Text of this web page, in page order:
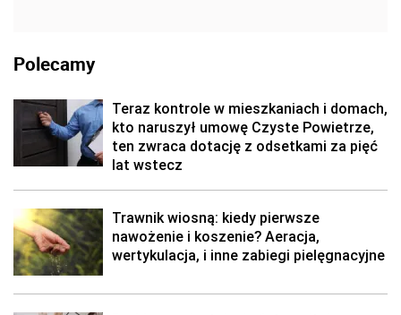
Polecamy
Teraz kontrole w mieszkaniach i domach,
kto naruszył umowę Czyste Powietrze,
ten zwraca dotację z odsetkami za pięć
lat wstecz
Trawnik wiosną: kiedy pierwsze
nawożenie i koszenie? Aeracja,
wertykulacja, i inne zabiegi pielęgnacyjne